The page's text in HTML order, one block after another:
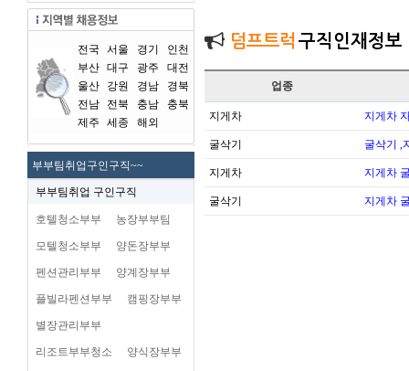
전국 서울 경기
인천
부산 대구 광주
대전
울산
강원 경남
경북
전남
전북 충남
충북
제주
세종 해외
부부팀취업구인구직~~
부부팀취업 구인구직
호텔청소부부 농장부부팀
모텔청소부부 양돈장부부
펜션관리부부 양계장부부
플빌라펜션부부 캠핑장부부
별장관리부부
리조트부부청소 양식장부부
덤프트럭 구직인재정보
업종
지게차 지게차
굴삭기 굴삭기 ,
지게차 지게차
굴삭기 지게차